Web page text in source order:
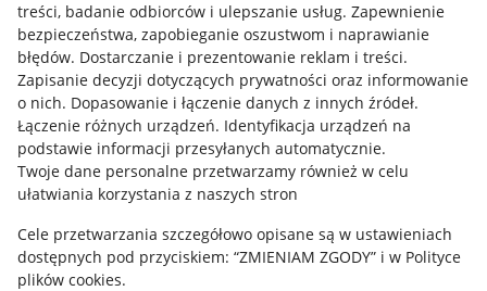
treści, badanie odbiorców i ulepszanie usług. Zapewnienie
bezpieczeństwa, zapobieganie oszustwom i naprawianie
błędów. Dostarczanie i prezentowanie reklam i treści.
Zapisanie decyzji dotyczących prywatności oraz informowanie
o nich. Dopasowanie i łączenie danych z innych źródeł.
Łączenie różnych urządzeń. Identyfikacja urządzeń na
podstawie informacji przesyłanych automatycznie.
Twoje dane personalne przetwarzamy również w celu
ułatwiania korzystania z naszych stron
Cele przetwarzania szczegółowo opisane są w ustawieniach
dostępnych pod przyciskiem: “ZMIENIAM ZGODY” i w Polityce
plików cookies.
Mapa miejscowości
Informacje prawne
Regulamin
Polityka plików "cookies"
Ustawienia plików "cookies"
Udostępnianie lokalizacji
Informacje dla Aktu o Usługach Cyfrowych